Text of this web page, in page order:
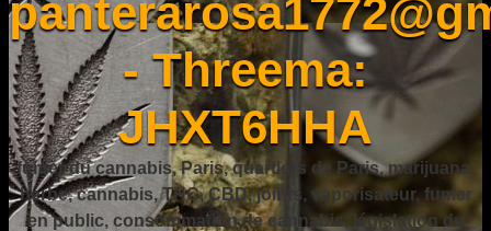
- Threema:
JHXT6HHA
fumer du cannabis, Paris, quartiers de Paris, marijuana,
herbe, cannabis, THC, CBD, joints, vaporisateur, fumer
en public, consommation de cannabis, législation du